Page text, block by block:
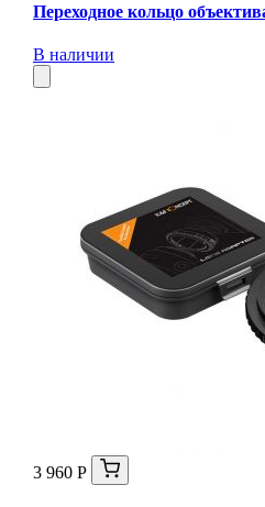
Переходное кольцо
В наличии
3 960 Р